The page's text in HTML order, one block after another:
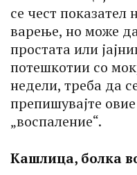
се чест показател
варење, но може
простата или
потешкотии со
недели, треба да
препишувајте
„воспаление“.
Кашлица, болка